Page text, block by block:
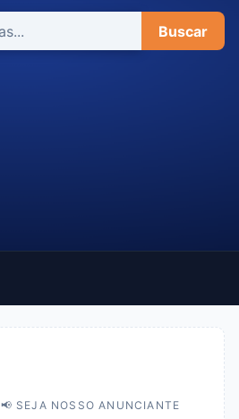
Buscar
📢 SEJA NOSSO ANUNCIANTE